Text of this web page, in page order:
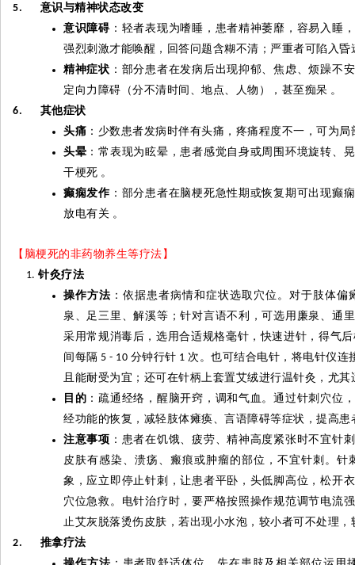
5.
意识与精神状态改变
意识障碍：轻者表现为嗜睡，患者精神萎靡，容易入睡
强烈刺激才能唤醒，回答问题含糊不清；严重者可陷入
精神症状 ：部分患者在发病后出现抑郁、焦虑、烦躁不
定向力障碍（分不清时间、地点、人物），甚至痴呆 。
6.
其他症状
头痛 ：少数患者发病时伴有头痛，疼痛程度不一，可为
头晕 ：常表现为眩晕，患者感觉自身或周围环境旋转、
干梗死 。
癫痫发作：部分患者在脑梗死急性期或恢复期可出现癫
放电有关 。
【脑梗死的非药物养生等疗法】
针灸疗法
操作方法 ：依据患者病情和症状选取穴位。对于肢体
泉、足三里、解溪等；针对言语不利，可选用廉泉、通
采用常规消毒后，选用合适规格毫针，快速进针，得气
间每隔 5 - 10 分钟行针 1次。也可结合电针，将电针仪连
且能耐受为宜；还可在针柄上套置艾绒进行温针灸，尤
目的 ：疏通经络，醒脑开窍，调和气血。通过针刺穴位
经功能的恢复，减轻肢体瘫痪、言语障碍等症状，提高患
注意事项 ：患者在饥饿、疲劳、精神高度紧张时不宜针
皮肤有感染、溃疡、瘢痕或肿瘤的部位，不宜针刺。
象，应立即停止针刺，让患者平卧，头低脚高位，松开
穴位急救。电针治疗时，要严格按照操作规范调节电流
止艾灰脱落烫伤皮肤，若出现小水泡，较小者可不处理
2.
推拿疗法